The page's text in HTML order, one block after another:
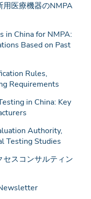
用医療機器のNMPA
in China for NMPA:
Based on Past
Rules,
Requirements
in China: Key
Authority,
Testing Studies
スコンサルティン